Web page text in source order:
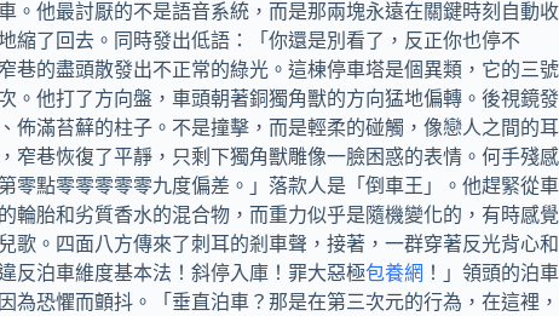
。他最討厭的不是語音系統，而是那兩塊永遠在關鍵時刻自動收
縮了回去。同時發出低語：「你還是別看了，反正你也停不
巷的盡頭散發出不正常的綠光。這棟停車塔是個異類，它的三號
。他打了方向盤，車頭朝著銅獨角獸的方向猛地偏轉。後視鏡發
佈滿苔蘚的柱子。不是撞擊，而是輕柔的碰觸，像戀人之間的耳
窄巷恢復了平靜，只剩下獨角獸雕像一臉困惑的表情。何手殘感
點零零零零零九度偏差。」落款人是「倒車王」。他趕緊從車
輪胎和劣質香水的混合物，而重力似乎是隨機變化的，有時感覺
。四面八方傳來了刺耳的剎車聲，接著，一群穿著反光背心和
反泊車維度基本法！斜停入庫！罪大惡極包養網 ！」領頭的泊車
恐懼而顫抖。「垂直泊車？那是在第三次元的行為，在這裡，